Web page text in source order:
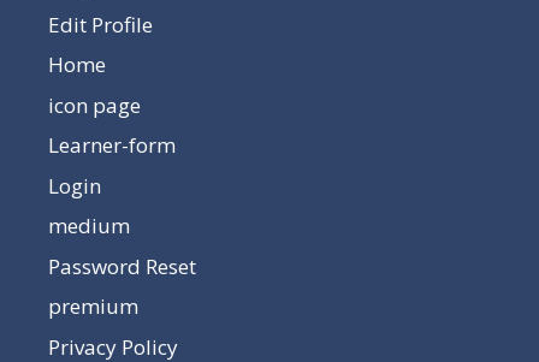
Edit Profile
Home
icon page
Learner-form
Login
medium
Password Reset
premium
Privacy Policy